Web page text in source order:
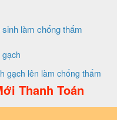
làm chống thấm
gạch lên làm chống thấm
Thanh Toán